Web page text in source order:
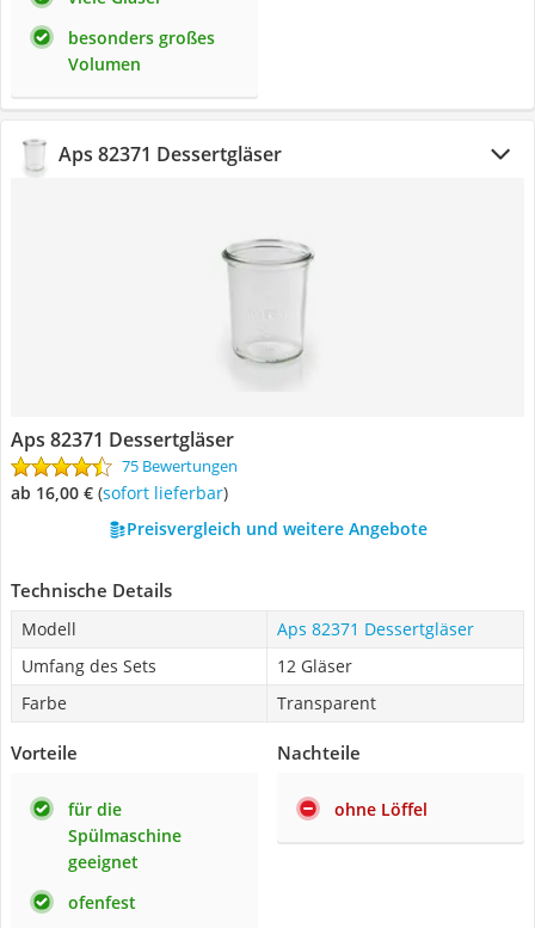
besonders großes
Volumen
Aps 82371 Dessertgläser
Aps 82371 Dessertgläser
75 Bewertungen
ab 16,00 € ( Sofort lieferbar)
Preisvergleich und weitere Angebote
Technische Details
Modell
Aps 82371 Dessertgläser
Umfang des Sets
12 Gläser
Farbe
Transparent
Vorteile
für die
Spülmaschine
geeignet
ofenfest
Nachteile
ohne Löffel